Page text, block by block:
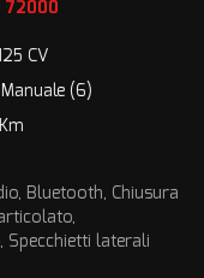
72000
CV
(6)
Bluetooth, Chiusura
laterali